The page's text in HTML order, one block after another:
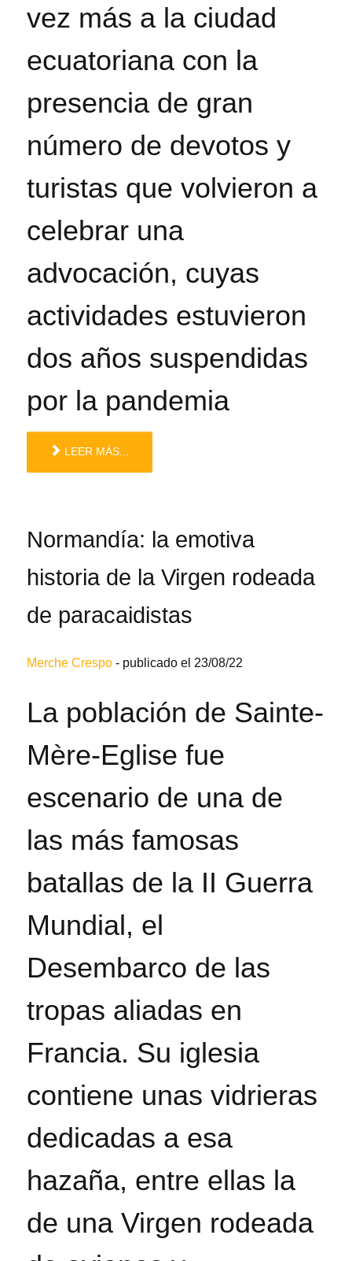
vez más a la ciudad
ecuatoriana con la
presencia de gran
número de devotos y
turistas que volvieron a
celebrar una
advocación, cuyas
actividades estuvieron
dos años suspendidas
por la pandemia
LEER MÁS...
Normandía: la emotiva
historia de la Virgen rodeada
de paracaidistas
Merche Crespo - publicado el 23/08/22
La población de Sainte-
Mère-Eglise fue
escenario de una de
las más famosas
batallas de la II Guerra
Mundial, el
Desembarco de las
tropas aliadas en
Francia. Su iglesia
contiene unas vidrieras
dedicadas a esa
hazaña, entre ellas la
de una Virgen rodeada